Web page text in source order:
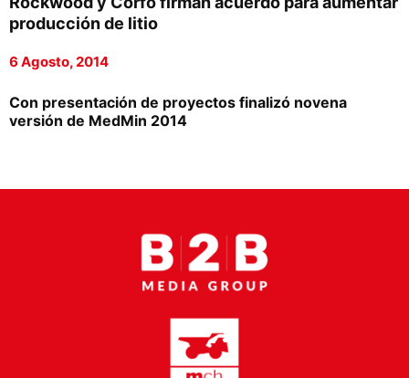
Proveedores
Canal Digital
Columnas de Opinión
Designaciones
producción de litio
6 Agosto, 2014
Con presentación de proyectos finalizó novena
versión de MedMin 2014